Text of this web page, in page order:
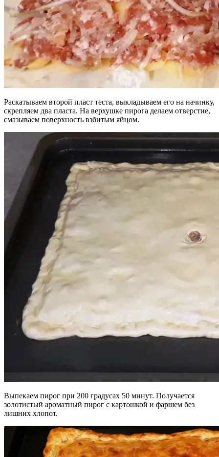
Раскатываем второй пласт теста, выкладываем его на начинку,
скрепляем два пласта. На верхушке пирога делаем отверстие,
смазываем поверхность взбитым яйцом.
Выпекаем пирог при 200 градусах 50 минут. Получается
золотистый ароматный пирог с картошкой и фаршем без
лишних хлопот.